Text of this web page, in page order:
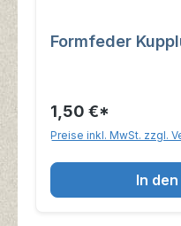
Formfeder
1,50 €*
Preise inkl. MwSt. zzgl.
In